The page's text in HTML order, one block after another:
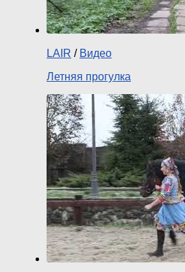
LAIR / Видео
Летняя прогулка